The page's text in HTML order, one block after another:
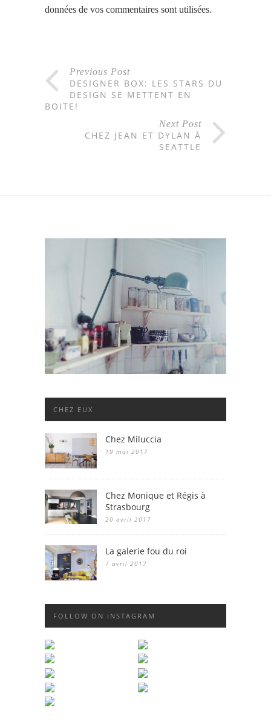
données de vos commentaires sont utilisées.
Previous Post
DESIGNER BOX: LES STARS DU
DESIGN SE METTENT EN
BOITE!
Next Post
CHEZ JEAN ET DYLAN À
SEATTLE
CHEZ EUX
Chez Miluccia
19 mai 2017
Chez Monique et Régis à
Strasbourg
20 avril 2017
La galerie fou du roi
7 avril 2017
FOLLOW ON INSTAGRAM